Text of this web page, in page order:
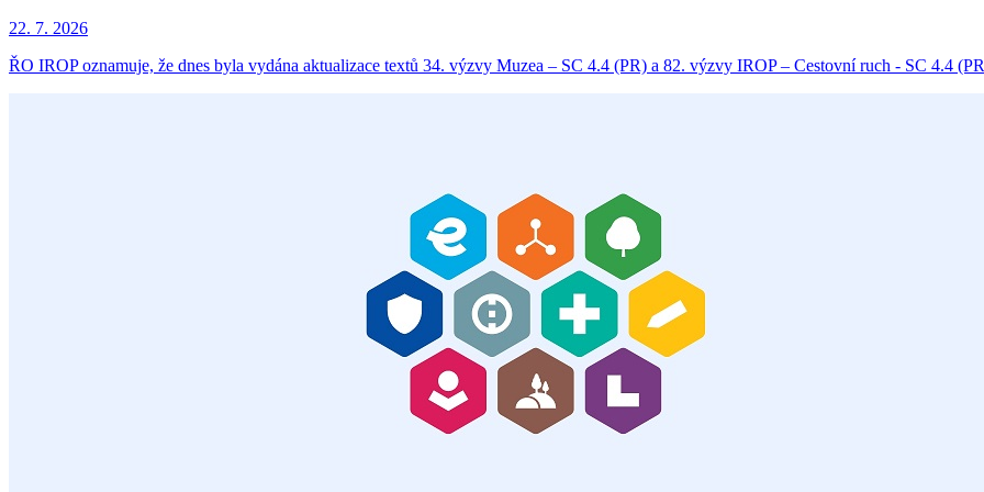
22. 7. 2026
ŘO IROP oznamuje, že dnes byla vydána aktualizace textů 34. výzvy Muzea – SC 4.4 (PR) a 82. výzvy IROP – Cestovní ruch - SC 4.4